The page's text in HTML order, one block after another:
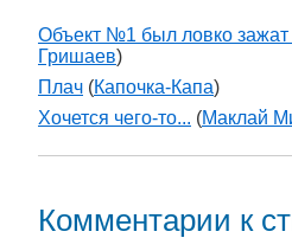
Объект №1 был ловко зажат
Гришаев)
Плач (Капочка-Капа)
Хочется чего-то... (Маклай
Комментарии к